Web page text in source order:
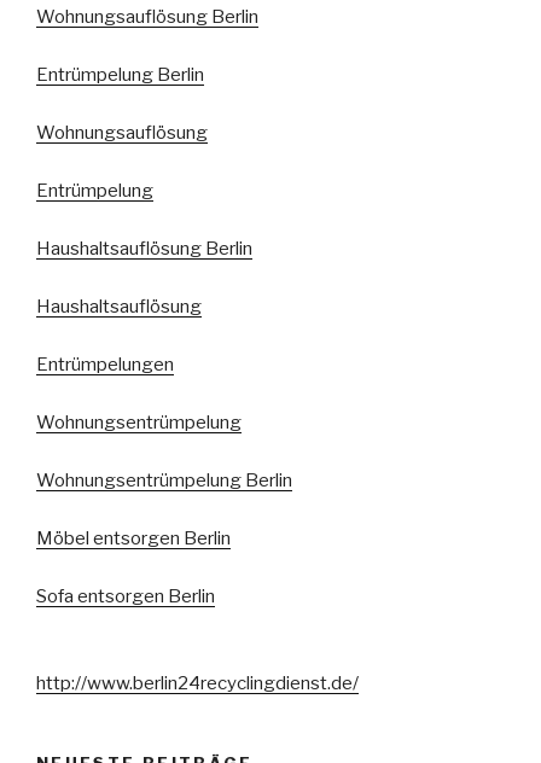
Wohnungsauflösung Berlin
Entrümpelung Berlin
Wohnungsauflösung
Entrümpelung
Haushaltsauflösung Berlin
Haushaltsauflösung
Entrümpelungen
Wohnungsentrümpelung
Wohnungsentrümpelung Berlin
Möbel entsorgen Berlin
Sofa entsorgen Berlin
http://www.berlin24recyclingdienst.de/